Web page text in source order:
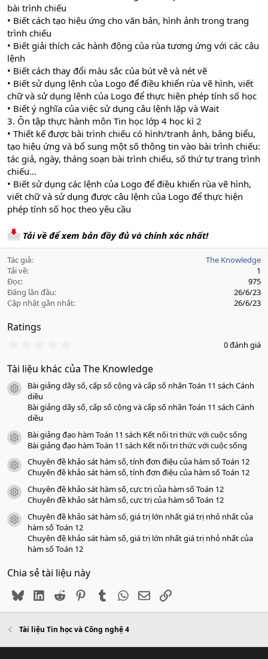
bài trình chiếu
• Biết cách tạo hiệu ứng cho văn bản, hình ảnh trong trang
trình chiếu
• Biết giải thích các hành động của rùa tương ứng với các câu
lệnh
• Biết cách thay đổi màu sắc của bút vẽ và nét vẽ
• Biết sử dụng lệnh của Logo để điều khiển rùa vẽ hình, viết
chữ và sử dụng lệnh của Logo để thực hiện phép tính số học
• Biết ý nghĩa của việc sử dụng câu lệnh lặp và Wait
3. Ôn tập thực hành môn Tin học lớp 4 học kì 2
• Thiết kế được bài trình chiếu có hình/tranh ảnh, bảng biểu,
tạo hiệu ứng và bổ sung một số thông tin vào bài trình chiếu:
tác giả, ngày, tháng soạn bài trình chiếu, số thứ tự trang trình
chiếu...
• Biết sử dụng các lệnh của Logo để điều khiển rùa vẽ hình,
viết chữ và sử dụng được câu lệnh của Logo để thực hiện
phép tính số học theo yêu cầu
Tải về để xem bản đầy đủ và chính xác nhất!
Tác giả
The Knowledge
Tải về
1
Đọc
975
Đăng lần đầu
26/6/23
Cập nhật gần nhất
26/6/23
Ratings
0
0
a
0 đánh giá
Tài liệu khác của The Knowledge
icon tài liệu
Bài giảng dãy số, cấp số cộng và cấp số nhân Toán 11 sách Cánh
diều
Bài giảng dãy số, cấp số cộng và cấp số nhân Toán 11 sách Cánh
diều
icon tài liệu
Bài giảng đạo hàm Toán 11 sách Kết nối tri thức với cuộc sống
Bài giảng đạo hàm Toán 11 sách Kết nối tri thức với cuộc sống
icon tài liệu
Chuyên đề khảo sát hàm số, tính đơn điệu của hàm số Toán 12
Chuyên đề khảo sát hàm số, tính đơn điệu của hàm số Toán 12
icon tài liệu
Chuyên đề khảo sát hàm số, cực trị của hàm số Toán 12
Chuyên đề khảo sát hàm số, cực trị của hàm số Toán 12
icon tài liệu
Chuyên đề khảo sát hàm số, giá trị lớn nhất giá trị nhỏ nhất của
hàm số Toán 12
Chuyên đề khảo sát hàm số, giá trị lớn nhất giá trị nhỏ nhất của
hàm số Toán 12
Chia sẻ tài liệu này
BlueskyLinkedIn
Reddit PinterestTumblr WhatsApp
EmailLink
Tài liệu Tin học và Công nghệ 4